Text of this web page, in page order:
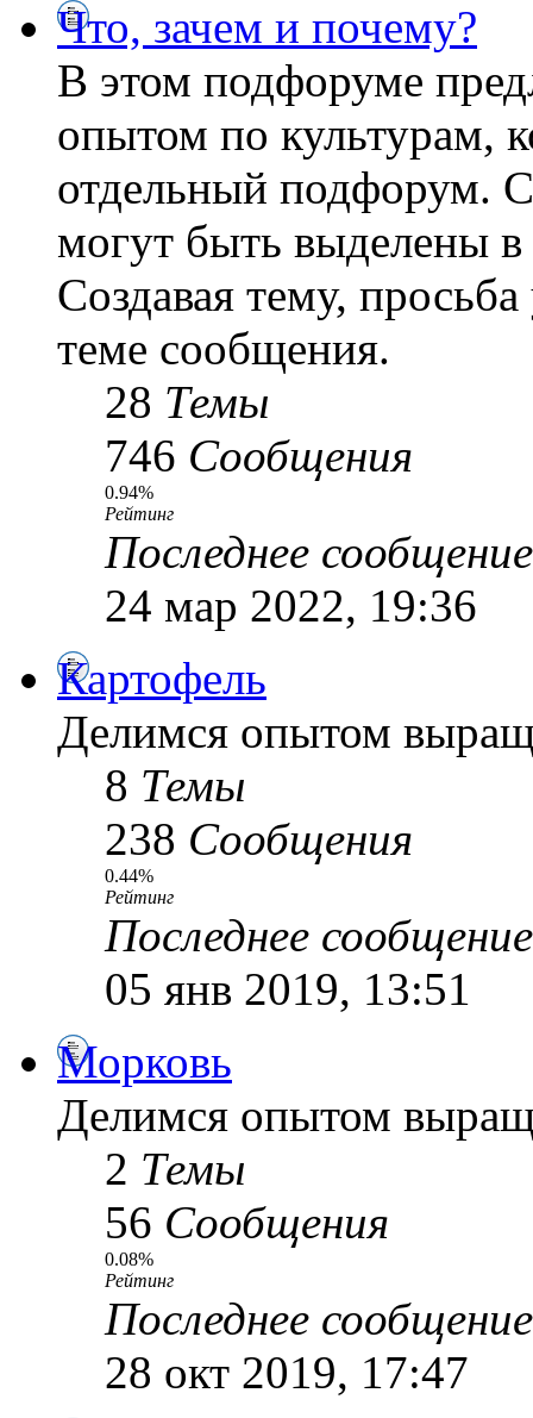
Что, зачем и почему?
В этом подфоруме
опытом по культурам,
отдельный подфорум.
могут быть выделены
Создавая тему,
теме сообщения.
28 Темы
746 Сообщения
0.94%
Рейтинг
Последнее сообщение
24 мар 2022, 19:36
Картофель
Делимся опытом
8 Темы
238 Сообщения
0.44%
Рейтинг
Последнее сообщение
05 янв 2019, 13:51
Морковь
Делимся опытом
2 Темы
56 Сообщения
0.08%
Рейтинг
Последнее сообщение
28 окт 2019, 17:47